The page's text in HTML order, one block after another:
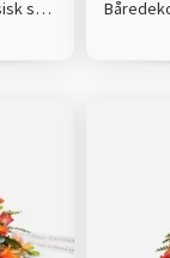
Båredekoration i klassisk stil - rød og hvid - med bånd